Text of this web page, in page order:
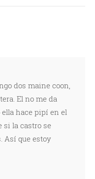
dos maine coon,
El no me da
hace pipí­ en el
si la castro se
Así­ que estoy